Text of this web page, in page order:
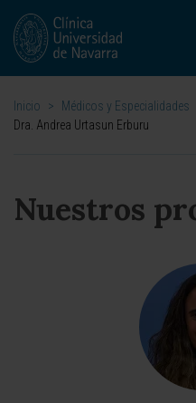
Inicio > Médicos y Especialidades
Dra. Andrea Urtasun Erburu
Nuestros